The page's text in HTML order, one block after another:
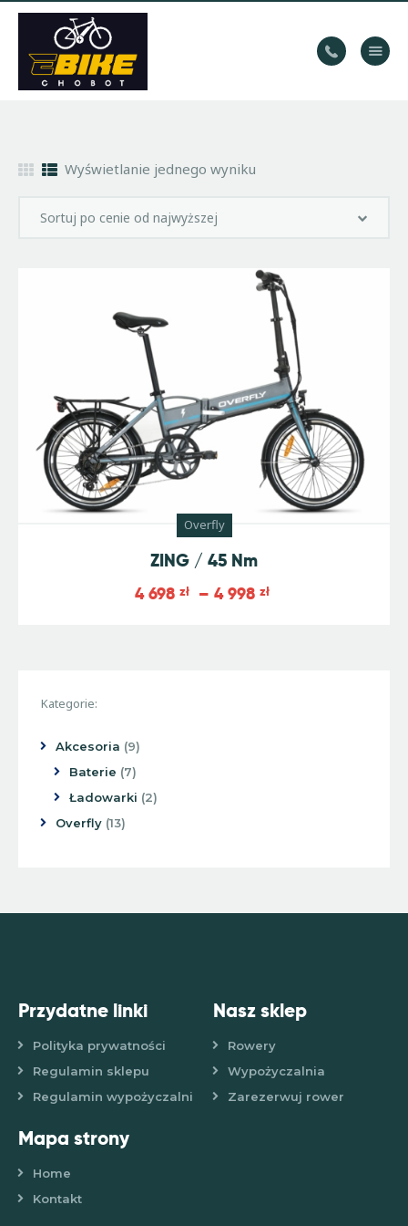
HOME
TRASY
KONTAKT
Wyświetlanie jednego wyniku
Overfly
ZING / 45 Nm
4 698 zł – 4 998 zł
Kategorie:
Akcesoria 9
Baterie
7
Ładowarki
2
Overfly 13
Przydatne linki
Polityka prywatności
Regulamin sklepu
Regulamin wypożyczalni
Nasz sklep
Rowery
Wypożyczalnia
Zarezerwuj rower
Mapa strony
Home
Kontakt